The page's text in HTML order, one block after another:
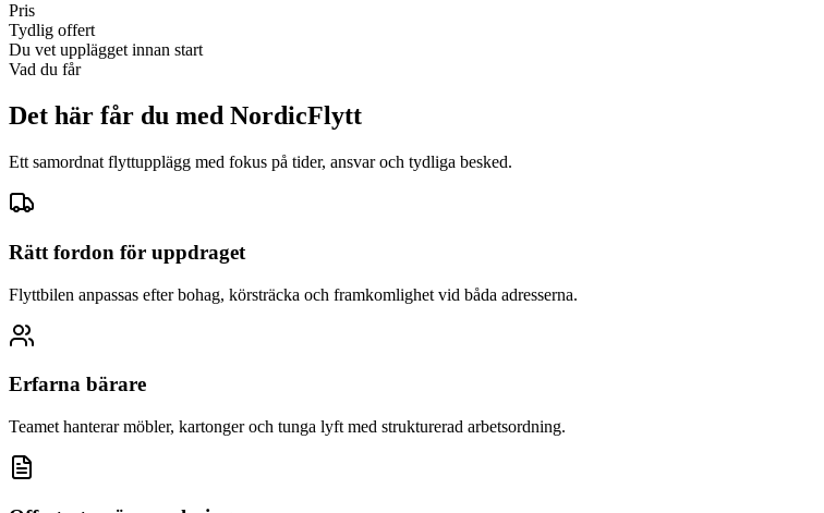
Pris
Tydlig offert
Du vet upplägget innan start
Vad du får
Det här får du med NordicFlytt
Ett samordnat flyttupplägg med fokus på tider, ansvar och tydliga besked.
Rätt fordon för uppdraget
Flyttbilen anpassas efter bohag, körsträcka och framkomlighet vid båda adresserna.
Erfarna bärare
Teamet hanterar möbler, kartonger och tunga lyft med strukturerad arbetsordning.